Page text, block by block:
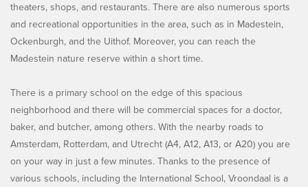
theaters, shops, and restaurants. There are also numerous sports
and recreational opportunities in the area, such as in Madestein,
Ockenburgh, and the Uithof. Moreover, you can reach the
Madestein nature reserve within a short time.
There is a primary school on the edge of this spacious
neighborhood and there will be commercial spaces for a doctor,
baker, and butcher, among others. With the nearby roads to
Amsterdam, Rotterdam, and Utrecht (A4, A12, A13, or A20) you are
on your way in just a few minutes. Thanks to the presence of
various schools, including the International School, Vroondaal is a